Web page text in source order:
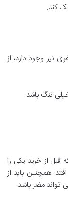
کند.
نیز وجود دارد، از
تنگ باشد.
قبل از خرید یکی را
همچنین باید از
تواند مضر باشد.